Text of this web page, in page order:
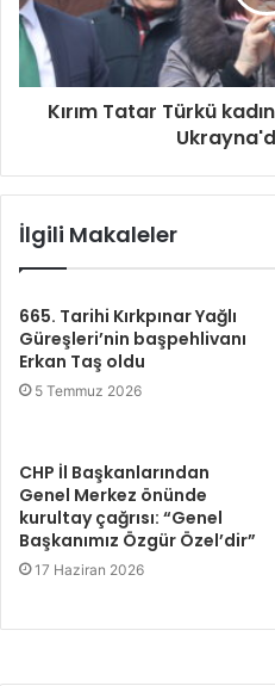
Kırım Tatar Türkü
İlgili Makaleler
665. Tarihi Kırkpınar Yağlı
Güreşleri’nin başpehlivanı
Erkan Taş oldu
5 Temmuz 2026
CHP İl Başkanlarından
Genel Merkez önünde
kurultay çağrısı: “Genel
Başkanımız Özgür Özel’dir”
17 Haziran 2026